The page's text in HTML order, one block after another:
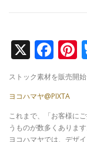
X
ストック素材を販売開始
ヨコハマヤ@PIXTA
これまで、「お客様に
うものが数多くあります
ヨコハマヤでは、デザ